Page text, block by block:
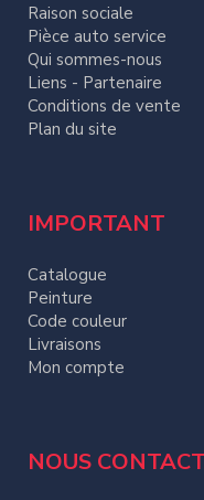
Raison sociale
Pièce auto service
Qui sommes-nous
Liens - Partenaire
Conditions de vente
Plan du site
IMPORTANT
Catalogue
Peinture
Code couleur
Livraisons
Mon compte
NOUS